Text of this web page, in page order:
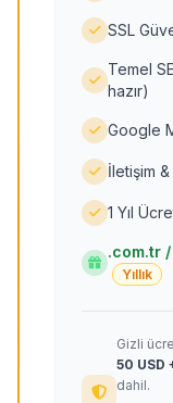
SSL
Temel
hazır)
Google
İletişim
1 Yıl
.com.tr /
Yıllık
Gizli
50 USD
dahil.